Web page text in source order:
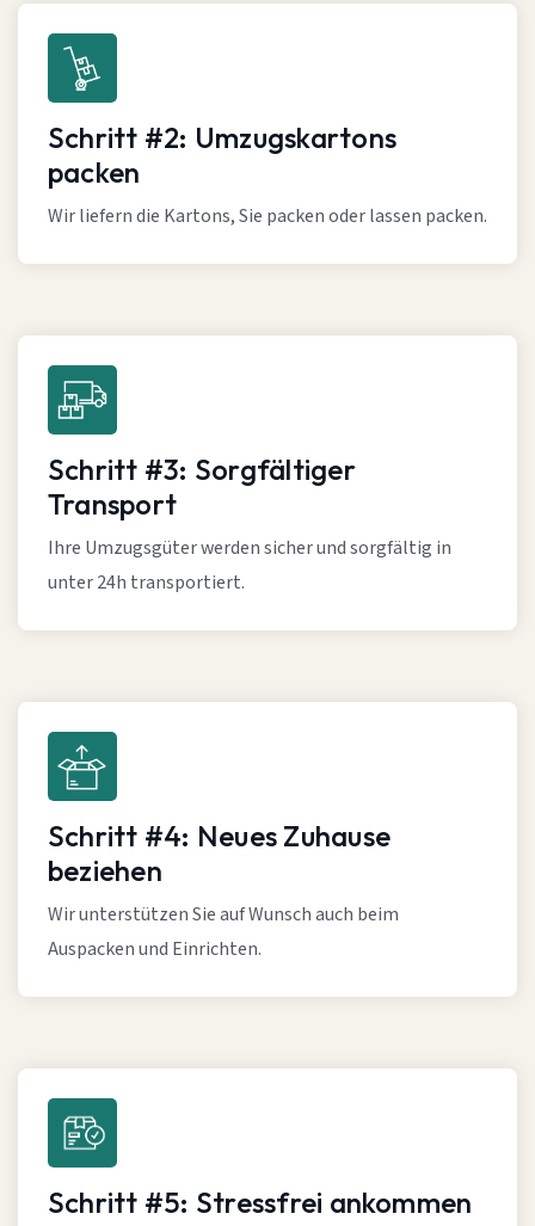
Schritt #2: Umzugskartons
packen
Wir liefern die Kartons, Sie packen oder lassen packen.
Schritt #3: Sorgfältiger
Transport
Ihre Umzugsgüter werden sicher und sorgfältig in
unter 24h transportiert.
Schritt #4: Neues Zuhause
beziehen
Wir unterstützen Sie auf Wunsch auch beim
Auspacken und Einrichten.
Schritt #5: Stressfrei ankommen